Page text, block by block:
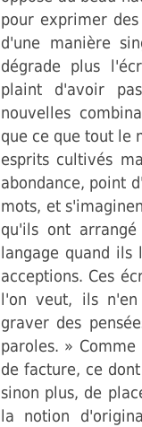
pour exprimer
d'une manière
dégrade plus
plaint d'avoir
nouvelles
que ce que tout le
esprits cultivés
abondance, point
mots, et
qu'ils ont
langage quand ils
acceptions. Ces
l'on veut, ils
graver des
paroles. »
de facture, ce
sinon plus, de
la notion